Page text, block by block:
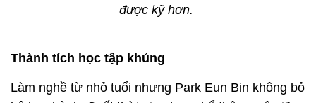
được kỹ hơn.
Thành tích học tập khủng
Làm nghề từ nhỏ tuổi nhưng Park Eun Bin không bỏ